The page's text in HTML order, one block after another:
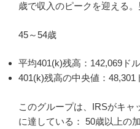
歳で収入のピークを迎える。
45～54歳
平均401(k)残高：142,069ドル
401(k)残高の中央値：48,301
このグループは、IRSがキャ
に達している： 50歳以上の